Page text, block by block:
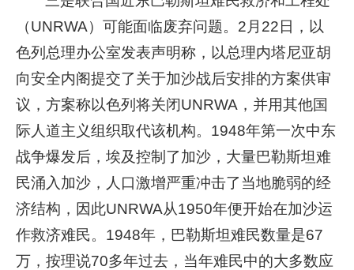
（UNRWA）可能面临废弃问题。2月22日，以
色列总理办公室发表声明称，以总理内塔尼亚胡
向安全内阁提交了关于加沙战后安排的方案供审
议，方案称以色列将关闭UNRWA，并用其他国
际人道主义组织取代该机构。1948年第一次中东
战争爆发后，埃及控制了加沙，大量巴勒斯坦难
民涌入加沙，人口激增严重冲击了当地脆弱的经
济结构，因此UNRWA从1950年便开始在加沙运
作救济难民。1948年，巴勒斯坦难民数量是67
万，按理说70多年过去，当年难民中的大多数应